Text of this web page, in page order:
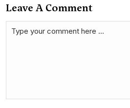
Leave A Comment